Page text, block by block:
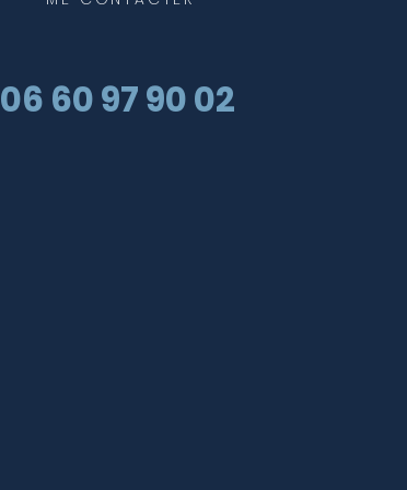
06 60 97 90 02